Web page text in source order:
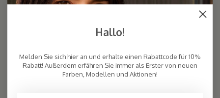
+31- (0)6 - 11 36 27 11
2.261 reviews
Hallo!
Melden Sie sich hier an und erhalte einen Rabattcode für 10%
Rabatt! Außerdem erfähren Sie immer als Erster von neuen
Farben, Modellen und Aktionen!